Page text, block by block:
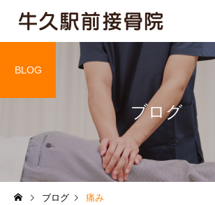
骨盤矯正
ブログ
BLOG
ブログ 痛み